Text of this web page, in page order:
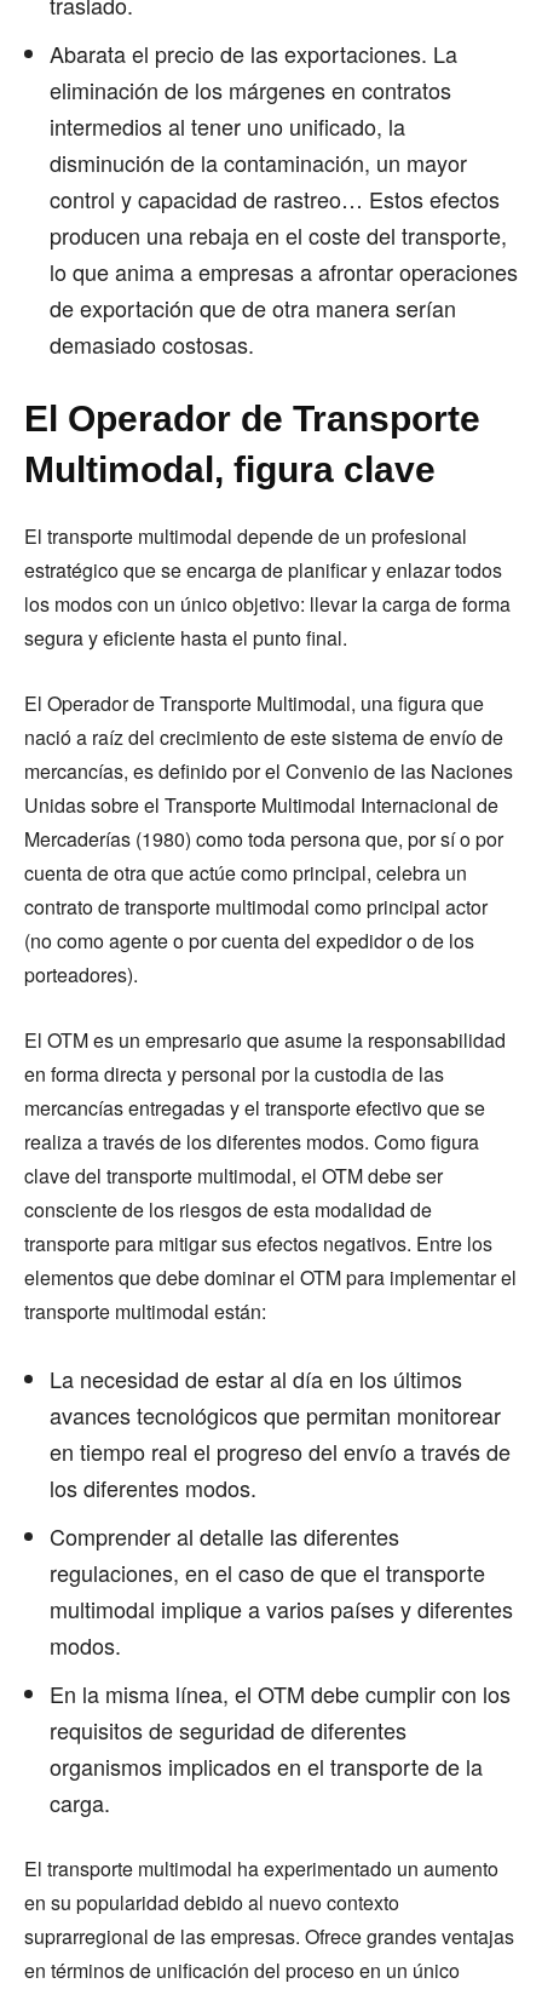
Abarata el precio de las exportaciones. La
eliminación de los márgenes en contratos
intermedios al tener uno unificado, la
disminución de la contaminación, un mayor
control y capacidad de rastreo… Estos efectos
producen una rebaja en el coste del transporte,
lo que anima a empresas a afrontar operaciones
de exportación que de otra manera serían
demasiado costosas.
El Operador de Transporte
Multimodal, figura clave
El transporte multimodal depende de un profesional
estratégico que se encarga de planificar y enlazar todos
los modos con un único objetivo: llevar la carga de forma
segura y eficiente hasta el punto final.
El Operador de Transporte Multimodal, una figura que
nació a raíz del crecimiento de este sistema de envío de
mercancías, es definido por el Convenio de las Naciones
Unidas sobre el Transporte Multimodal Internacional de
Mercaderías (1980) como toda persona que, por sí o por
cuenta de otra que actúe como principal, celebra un
contrato de transporte multimodal como principal actor
(no como agente o por cuenta del expedidor o de los
porteadores).
El OTM es un empresario que asume la responsabilidad
en forma directa y personal por la custodia de las
mercancías entregadas y el transporte efectivo que se
realiza a través de los diferentes modos. Como figura
clave del transporte multimodal, el OTM debe ser
consciente de los riesgos de esta modalidad de
transporte para mitigar sus efectos negativos. Entre los
elementos que debe dominar el OTM para implementar el
transporte multimodal están:
La necesidad de estar al día en los últimos
avances tecnológicos que permitan monitorear
en tiempo real el progreso del envío a través de
los diferentes modos.
Comprender al detalle las diferentes
regulaciones, en el caso de que el transporte
multimodal implique a varios países y diferentes
modos.
En la misma línea, el OTM debe cumplir con los
requisitos de seguridad de diferentes
organismos implicados en el transporte de la
carga.
El transporte multimodal ha experimentado un aumento
en su popularidad debido al nuevo contexto
suprarregional de las empresas. Ofrece grandes ventajas
en términos de unificación del proceso en un único